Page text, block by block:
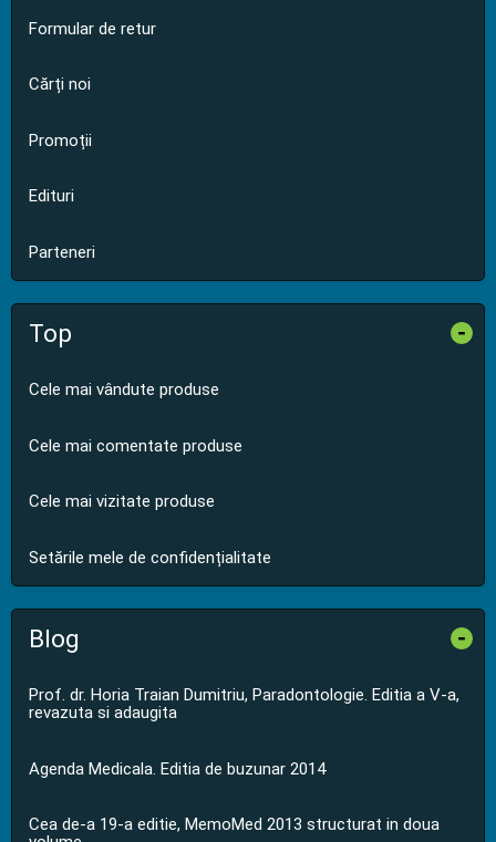
Formular de retur
Cărți noi
Promoții
Edituri
Parteneri
Top -
Cele mai vândute produse
Cele mai comentate produse
Cele mai vizitate produse
Setările mele de confidențialitate
Blog -
Prof. dr. Horia Traian Dumitriu, Paradontologie. Editia a V-a,
revazuta si adaugita
Agenda Medicala. Editia de buzunar 2014
Cea de-a 19-a editie, MemoMed 2013 structurat in doua